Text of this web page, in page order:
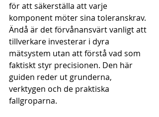
för att säkerställa att varje
komponent möter sina toleranskrav.
Ändå är det förvånansvärt vanligt att
tillverkare investerar i dyra
mätsystem utan att förstå vad som
faktiskt styr precisionen. Den här
guiden reder ut grunderna,
verktygen och de praktiska
fallgroparna.